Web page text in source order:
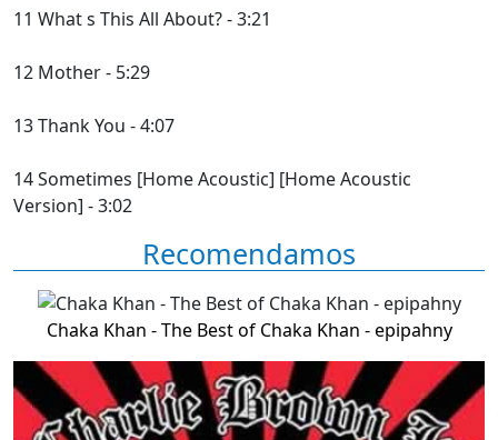
11 What s This All About? - 3:21
12 Mother - 5:29
13 Thank You - 4:07
14 Sometimes [Home Acoustic] [Home Acoustic
Version] - 3:02
Recomendamos
Chaka Khan - The Best of Chaka Khan - epipahny